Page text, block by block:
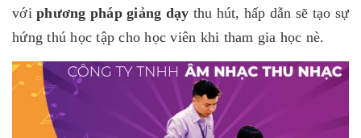
vớiphương pháp giảng dạy thu hút, hấp dẫn sẽ tạo sự
hứng thú học tập cho học viên khi tham gia học nè.